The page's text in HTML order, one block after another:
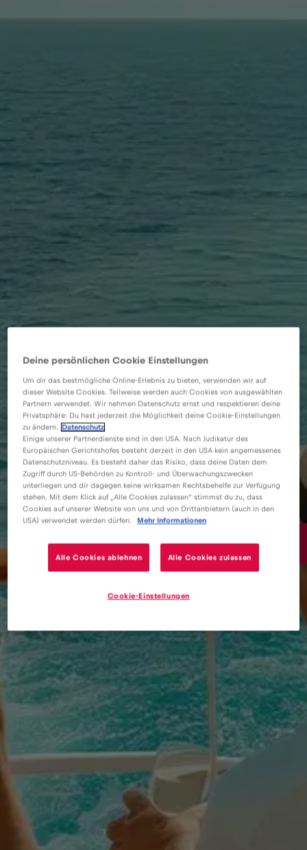
15€/GB
Deine persönlichen Cookie Einstellungen
Um dir das bestmögliche Online-Erlebnis zu bieten, verwenden wir auf
dieser Website Cookies. Teilweise werden auch Cookies von ausgewählten
Partnern verwendet. Wir nehmen Datenschutz ernst und respektieren deine
Privatsphäre: Du hast jederzeit die Möglichkeit deine Cookie-Einstellungen
zu ändern.
Datenschutz
Einige unserer Partnerdienste sind in den USA. Nach Judikatur des
Europäischen Gerichtshofes besteht derzeit in den USA kein angemessenes
Datenschutzniveau. Es besteht daher das Risiko, dass deine Daten dem
Zugriff durch US-Behörden zu Kontroll- und Überwachungszwecken
unterliegen und dir dagegen keine wirksamen Rechtsbehelfe zur Verfügung
stehen. Mit dem Klick auf „Alle Cookies zulassen“ stimmst du zu, dass
Cookies auf unserer Website von uns und von Drittanbietern (auch in den
USA) verwendet werden dürfen.
Mehr Informationen
Alle Cookies ablehnen Alle Cookies zulassen
Cookie-Einstellungen